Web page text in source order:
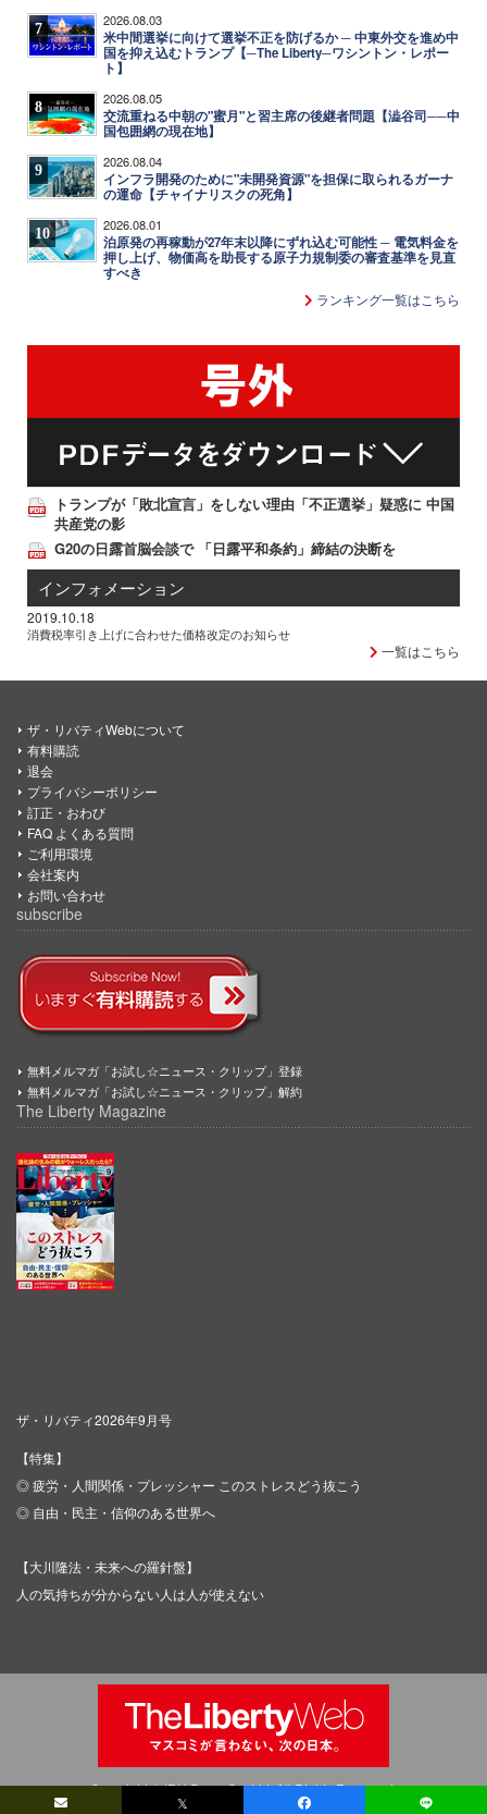
7 2026.08.03
米中間選挙に向けて選挙不正を防げるか ─ 中東外交を進め中
国を抑え込むトランプ【─The Liberty─ワシントン・レポー
ト】
8 2026.08.05
交流重ねる中朝の"蜜月"と習主席の後継者問題【澁谷司──中
国包囲網の現在地】
9 2026.08.04
インフラ開発のために"未開発資源"を担保に取られるガーナ
の運命【チャイナリスクの死角】
10 2026.08.01
泊原発の再稼動が27年末以降にずれ込む可能性 ─ 電気料金を
押し上げ、物価高を助長する原子力規制委の審査基準を見直
すべき
ランキング一覧はこちら
トランプが「敗北宣言」をしない理由「不正選挙」疑惑に 中国
共産党の影
G20の日露首脳会談で 「日露平和条約」締結の決断を
インフォメーション
2019.10.18
消費税率引き上げに合わせた価格改定のお知らせ
一覧はこちら
𝕏
ザ・リバティWebについて
有料購読
退会
プライバシーポリシー
訂正・おわび
FAQ よくある質問
ご利用環境
会社案内
お問い合わせ
subscribe
無料メルマガ「お試し☆ニュース・クリップ」登録
無料メルマガ「お試し☆ニュース・クリップ」解約
The Liberty Magazine
ザ・リバティ2026年9月号
【特集】
◎ 疲労・人間関係・プレッシャー このストレスどう抜こう
◎ 自由・民主・信仰のある世界へ
【大川隆法・未来への羅針盤】
人の気持ちが分からない人は人が使えない
Copyright © IRH Press Co.,Ltd. All Rights Reserved.